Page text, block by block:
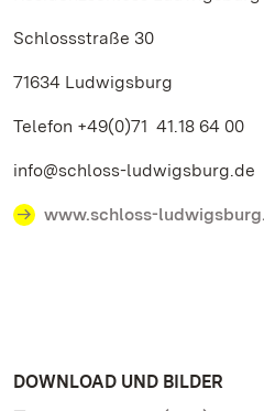
Schlossstraße 30
71634 Ludwigsburg
Telefon +49(0)71 41.18 64 00
info@schloss-ludwigsburg.de
www.schloss-
DOWNLOAD UND BILDER